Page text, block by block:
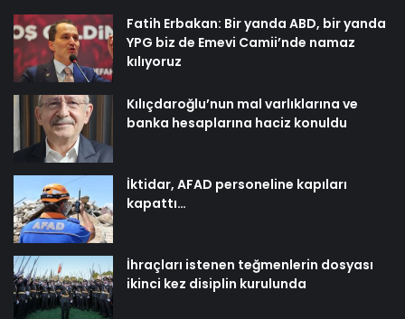
Fatih Erbakan: Bir yanda ABD, bir yanda
YPG biz de Emevi Camii’nde namaz
kılıyoruz
Kılıçdaroğlu’nun mal varlıklarına ve
banka hesaplarına haciz konuldu
İktidar, AFAD personeline kapıları
kapattı…
İhraçları istenen teğmenlerin dosyası
ikinci kez disiplin kurulunda